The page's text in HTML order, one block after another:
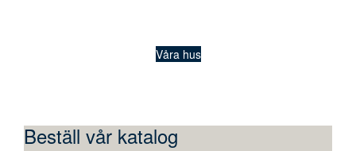
Våra hus
Beställ vår katalog